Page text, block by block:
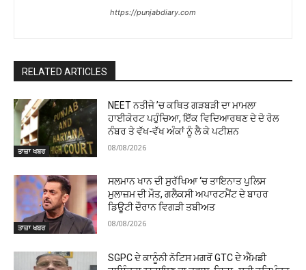
https://punjabdiary.com
RELATED ARTICLES
ਤਾਜ਼ਾ ਖਬਰ
NEET ਨਤੀਜੇ ’ਚ ਕਥਿਤ ਗੜਬੜੀ ਦਾ ਮਾਮਲਾ
ਹਾਈਕੋਰਟ ਪਹੁੰਚਿਆ, ਇੱਕ ਵਿਦਿਆਰਥਣ ਦੇ ਦੋ ਰੋਲ
ਨੰਬਰ ਤੇ ਵੱਖ-ਵੱਖ ਅੰਕਾਂ ਨੂੰ ਲੈ ਕੇ ਪਟੀਸ਼ਨ
08/08/2026
ਤਾਜ਼ਾ ਖਬਰ
ਸਲਮਾਨ ਖਾਨ ਦੀ ਸੁਰੱਖਿਆ ‘ਚ ਤਾਇਨਾਤ ਪੁਲਿਸ
ਮੁਲਾਜ਼ਮ ਦੀ ਮੌਤ, ਗਲੈਕਸੀ ਅਪਾਰਟਮੈਂਟ ਦੇ ਬਾਹਰ
ਡਿਊਟੀ ਦੌਰਾਨ ਵਿਗੜੀ ਤਬੀਅਤ
08/08/2026
SGPC ਦੇ ਕਾਨੂੰਨੀ ਨੋਟਿਸ ਮਗਰੋਂ GTC ਦੇ ਐੱਮਡੀ